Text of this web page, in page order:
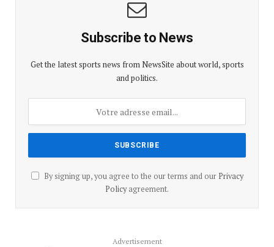
Subscribe to News
Get the latest sports news from NewsSite about world, sports
and politics.
By signing up, you agree to the our terms and our Privacy
Policyagreement.
Advertisement